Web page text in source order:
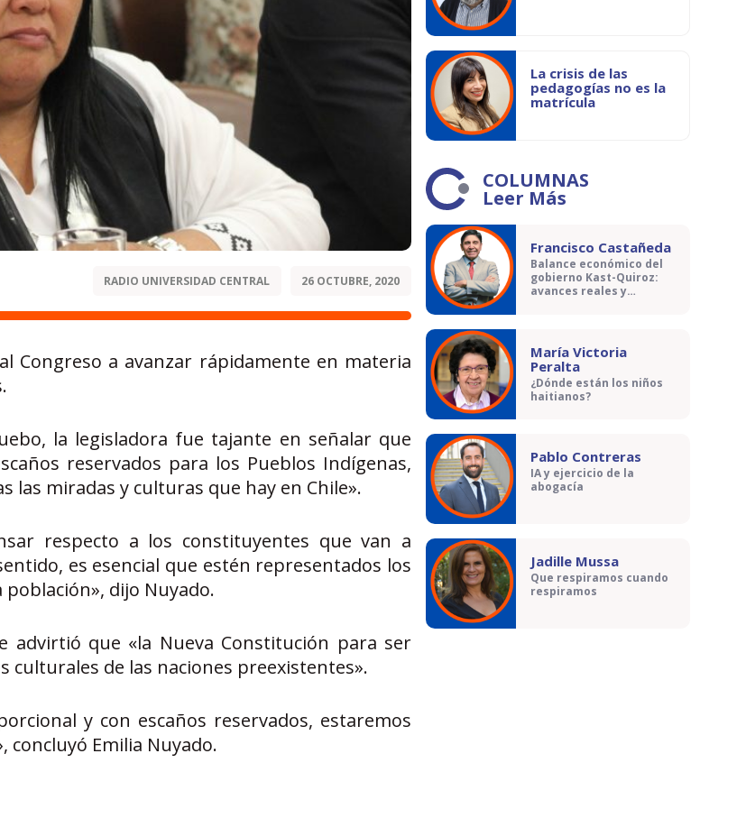
RADIO UNIVERSIDAD CENTRAL 26 OCTUBRE, 2020
Congreso a avanzar rápidamente en materia
la legisladora fue tajante en señalar que
reservados para los Pueblos Indígenas,
las miradas y culturas que hay en Chile».
respecto a los constituyentes que van a
es esencial que estén representados los
dijo Nuyado.
que «la Nueva Constitución para ser
culturales de las naciones preexistentes».
y con escaños reservados, estaremos
concluyó Emilia Nuyado.
La crisis de las
pedagogías no es la
matrícula
COLUMNAS
Leer Más
Francisco Castañeda
Balance económico del
gobierno Kast-Quiroz:
avances reales y
María Victoria
Peralta
¿Dónde están los niños
haitianos?
Pablo Contreras
IA y ejercicio de la
abogacía
Jadille Mussa
Que respiramos cuando
respiramos